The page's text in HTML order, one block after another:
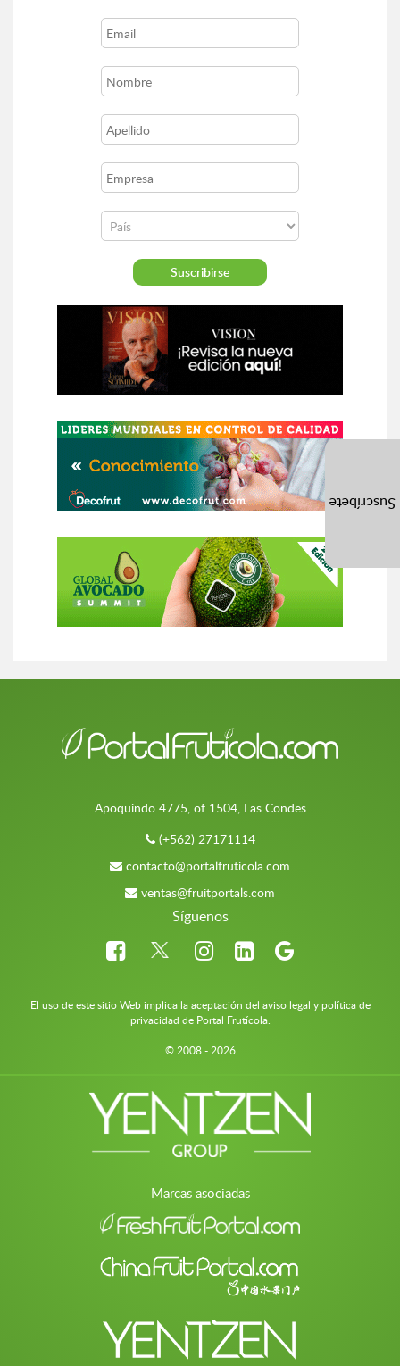
Apoquindo 4775, of 1504, Las Condes
(+562) 27171114
contacto@portalfruticola.com
ventas@fruitportals.com
Síguenos
El uso de este sitio Web implica la aceptación del aviso legal y política de
privacidad de Portal Frutícola.
© 2008 - 2026
Marcas asociadas
Suscríbete